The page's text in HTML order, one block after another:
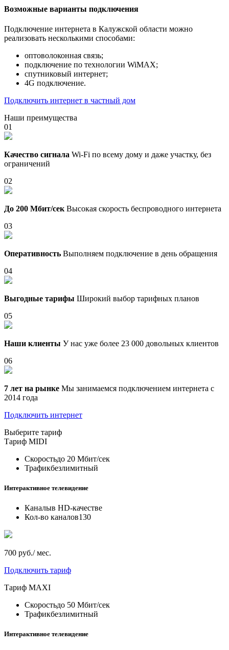
Возможные варианты подключения
Подключение интернета в Калужской области можно
реализовать несколькими способами:
оптоволоконная связь;
подключение по технологии WiMAX;
спутниковый интернет;
4G подключение.
Подключить интернет в частный дом
Наши преимущества
01
Качество сигнала Wi-Fi по всему дому и даже участку, без
ограничений
02
До 200 Мбит/сек Высокая скорость беспроводного интернета
03
Оперативность Выполняем подключение в день обращения
04
Выгодные тарифы Широкий выбор тарифных планов
05
Наши клиенты У нас уже более 23 000 довольных клиентов
06
7 лет на рынке Мы занимаемся подключением интернета с
2014 года
Подключить интернет
Выберите тариф
Тариф MIDI
Скоростьдо 20 Мбит/сек
Трафикбезлимитный
Интерактивное телевидение
Каналыв HD-качестве
Кол-во каналов130
700 руб./ мес.
Подключить тариф
Тариф MAXI
Скоростьдо 50 Мбит/сек
Трафикбезлимитный
Интерактивное телевидение